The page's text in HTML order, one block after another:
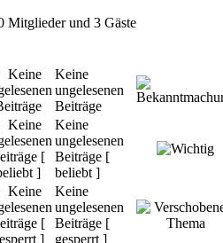
Mitglieder und 3 Gäste
Keine
ungelesenen
Beiträge
Keine
ungelesenen
Beiträge [
beliebt ]
Keine
ungelesenen
Beiträge [
gesperrt ]